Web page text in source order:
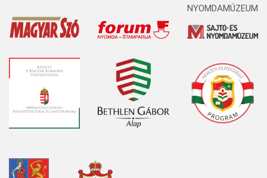
NYOMDAMÚZEUM